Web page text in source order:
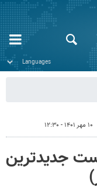
۱۰ مهر ۱۴۰۱ - ۱۲:۳۰
جدیدترین